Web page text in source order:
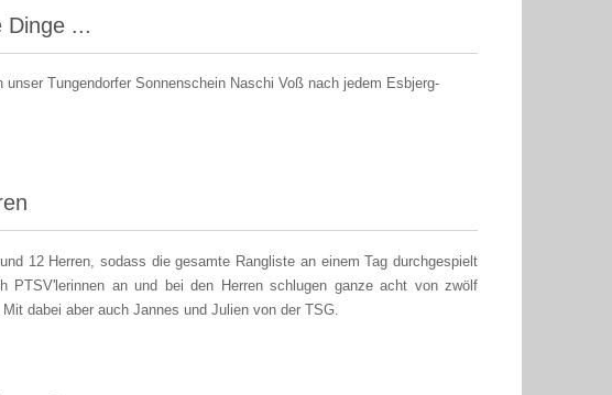
Dinge ...
Tungendorfer Sonnenschein Naschi Voß nach jedem Esbjerg-
12 Herren, sodass die gesamte Rangliste an einem Tag durchgespielt
PTSV'lerinnen an und bei den Herren schlugen ganze acht von zwölf
dabei aber auch Jannes und Julien von der TSG.